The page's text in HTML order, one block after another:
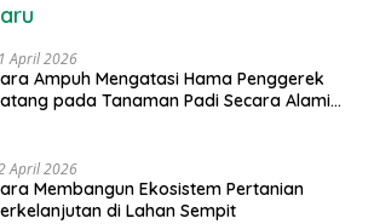
April 2026
Ampuh Mengatasi Hama Penggerek
pada Tanaman Padi Secara Alami
April 2026
Membangun Ekosistem Pertanian
di Lahan Sempit